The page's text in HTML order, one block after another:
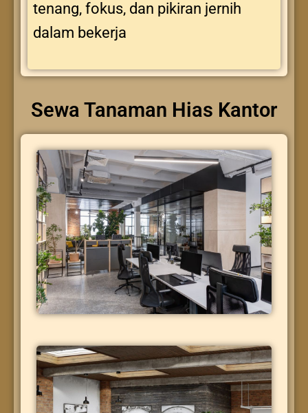
tenang, fokus, dan pikiran jernih
dalam bekerja
Sewa Tanaman Hias Kantor